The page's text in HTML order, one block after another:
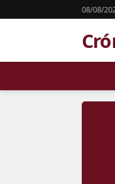
08/08/